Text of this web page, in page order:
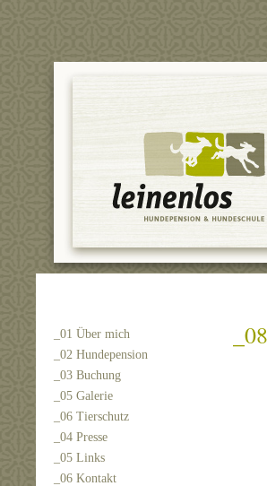
_01 Über mich
_02 Hundepension
_03 Buchung
_05 Galerie
_06 Tierschutz
_04 Presse
_05 Links
_06 Kontakt